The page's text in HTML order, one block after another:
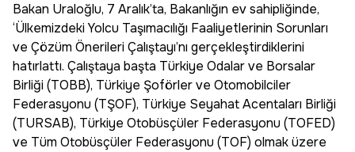
Bakan Uraloğlu, 7 Aralık’ta, Bakanlığın ev sahipliğinde,
‘Ülkemizdeki Yolcu Taşımacılığı Faaliyetlerinin Sorunları
ve Çözüm Önerileri Çalıştayı’nı gerçekleştirdiklerini
hatırlattı. Çalıştaya başta Türkiye Odalar ve Borsalar
Birliği (TOBB), Türkiye Şoförler ve Otomobilciler
Federasyonu (TŞOF), Türkiye Seyahat Acentaları Birliği
(TURSAB), Türkiye Otobüsçüler Federasyonu (TOFED)
ve Tüm Otobüsçüler Federasyonu (TOF) olmak üzere